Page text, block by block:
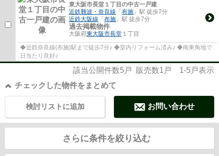
東大阪市長堂１丁目の中古一戸建
近鉄難波・奈良線 「布施 」駅 徒歩7分
近鉄大阪線 「布施 」駅 徒歩7分
過去掲載物件
大阪府東大阪市長堂 １丁目
◆近鉄奈良線(布施)駅まで徒歩7分♪ ◆室内リフォーム済み♪ ◆南東角地で
日当たり良好♪
該当公開件数5 戸 販売数1 戸 1-5 戸表示
チェックした物件をまとめて
お問い合わせ
検討リストに追加
さらに条件を絞り込む